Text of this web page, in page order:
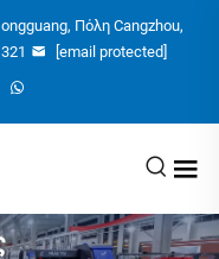
Πόλη Cangzhou,
[email protected]